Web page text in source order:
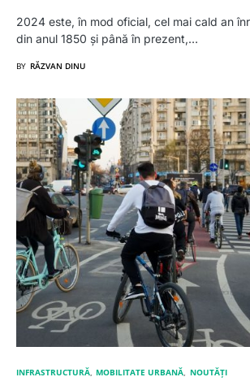
2024 este, în mod oficial, cel mai cald an
din anul 1850 și până în prezent,…
BY RĂZVAN DINU
INFRASTRUCTURĂ MOBILITATE URBANĂ NOUTĂȚI